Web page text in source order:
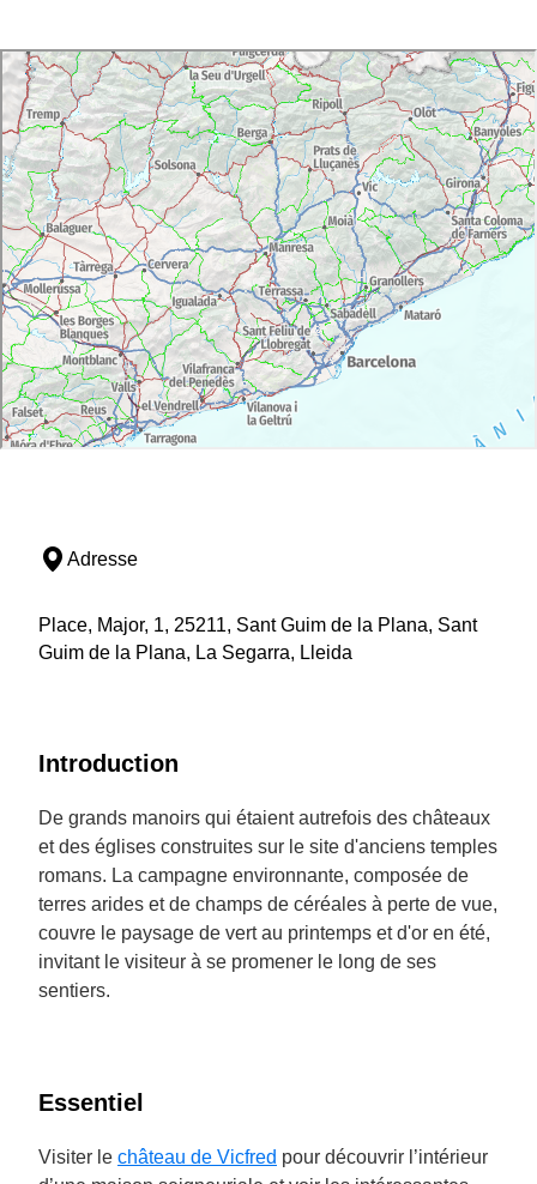
Adresse
Place, Major, 1, 25211, Sant Guim de la Plana, Sant
Guim de la Plana, La Segarra, Lleida
Introduction
De grands manoirs qui étaient autrefois des châteaux
et des églises construites sur le site d'anciens temples
romans. La campagne environnante, composée de
terres arides et de champs de céréales à perte de vue,
couvre le paysage de vert au printemps et d'or en été,
invitant le visiteur à se promener le long de ses
sentiers.
Essentiel
Visiter le château de Vicfred pour découvrir l’intérieur